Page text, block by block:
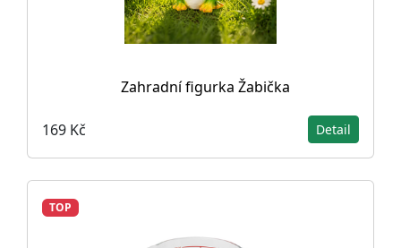
Zahradní figurka Žabička
169 Kč Detail
TOP